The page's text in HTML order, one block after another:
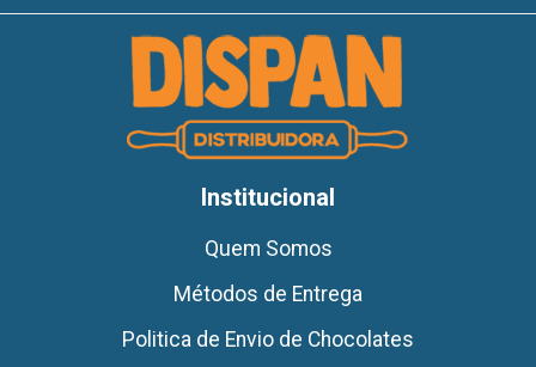
Institucional
Quem Somos
Métodos de Entrega
Politica de Envio de Chocolates